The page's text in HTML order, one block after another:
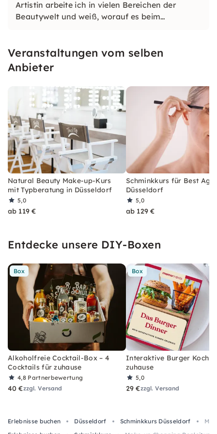
Artistin arbeite ich in vielen Bereichen der
Beautywelt und weiß, worauf es beim
Make-up-Artist werden könnt. Ich freue mich
auf Euch!
Veranstaltungen vom selben
Anbieter
Natural Beauty Make-up-Kurs
mit Typberatung in Düsseldorf
5,0
ab 119 €
Schminkkurs für Best
Düsseldorf
5,0
ab 129 €
Entdecke unsere DIY-Boxen
Box
Alkoholfreie Cocktail-Box – 4
Cocktails für zuhause
4,8 Partnerbewertung
40 €zzgl. Versand
Box
Interaktive Burger
zuhause
5,0
29 €zzgl. Versand
Erlebnisse buchen Düsseldorf Schminkkurs Düsseldorf